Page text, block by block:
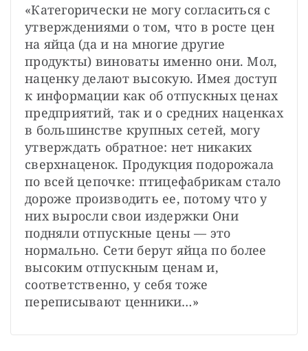
«Категорически не могу согласиться с
утверждениями о том, что в росте цен
на яйца (да и на многие другие
продукты) виноваты именно они. Мол,
наценку делают высокую. Имея доступ
к информации как об отпускных ценах
предприятий, так и о средних наценках
в большинстве крупных сетей, могу
утверждать обратное: нет никаких
сверхнаценок. Продукция подорожала
по всей цепочке: птицефабрикам стало
дороже производить ее, потому что у
них выросли свои издержки Они
подняли отпускные цены — это
нормально. Сети берут яйца по более
высоким отпускным ценам и,
соответственно, у себя тоже
переписывают ценники…»